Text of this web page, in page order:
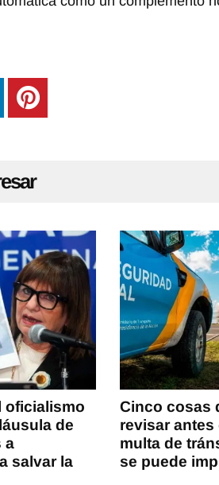
oficialismo
de
a
salvar la
Cinco cosas
revisar antes
multa de
se puede